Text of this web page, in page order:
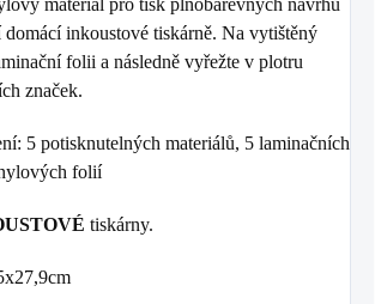
domácí inkoustové tiskárně. Na vytištěný
folii a následně vyřežte v plotru
značek.
5 potisknutelných materiálů, 5 laminačních
folií
tiskárny.